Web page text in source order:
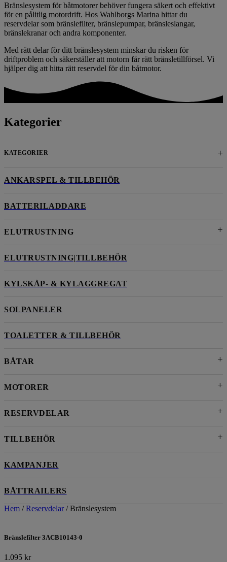
Bränslesystem för båtmotorer behöver fungera säkert och effektivt
för en pålitlig motordrift. Hos Wahlborgs Marina hittar du
reservdelar som bränslefilter, bränslepumpar, bränsleslangar,
bränslekranar och andra komponenter.
Med rätt delar för ditt bränslesystem minskar du risken för
driftproblem och säkerställer att motorn får rätt bränsletillförsel. Vi
hjälper dig att hitta rätt reservdel för din båtmotor.
Kategorier
KATEGORIER +
ANKARSPEL & TILLBEHÖR
BATTERILADDARE
ELUTRUSTNING
ELUTRUSTNING|TILLBEHÖR
KYLSKÅP- & KYLAGGREGAT
SOLPANELER
TOALETTER & TILLBEHÖR
BÅTAR
MOTORER
RESERVDELAR
TILLBEHÖR
KAMPANJER
BÅTTRAILERS
Hem /Reservdelar / Bränslesystem
Bränslefilter 3ACB10143-0
1.095 kr